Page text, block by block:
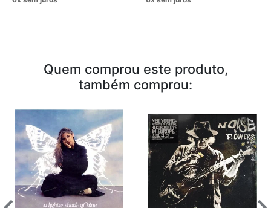
Quem comprou este produto,
também comprou: